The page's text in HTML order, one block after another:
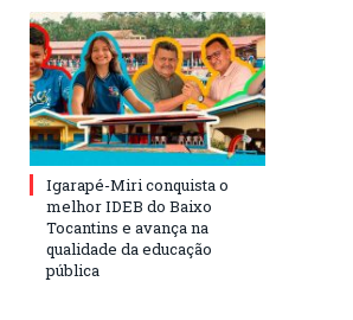
Igarapé-Miri conquista o
melhor IDEB do Baixo
Tocantins e avança na
qualidade da educação
pública